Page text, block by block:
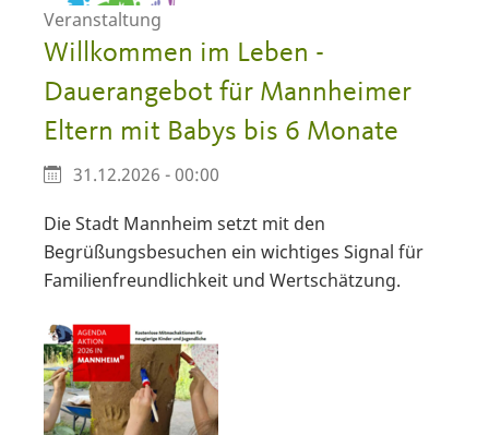
Veranstaltung
Willkommen im Leben -
Dauerangebot für Mannheimer
Eltern mit Babys bis 6 Monate
31.12.2026 - 00:00
Die Stadt Mannheim setzt mit den
Begrüßungsbesuchen ein wichtiges Signal für
Familienfreundlichkeit und Wertschätzung.